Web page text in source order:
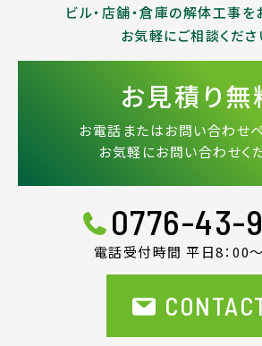
ビル・店舗・倉庫の解体工事を
お気軽にご相談くださ
お見積り無
お電話またはお問い合わせ
お気軽にお問い合わせく
0776-43-
電話受付時間 平日8：00